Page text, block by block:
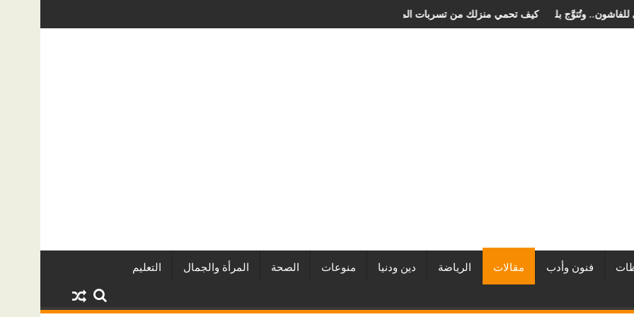
كيف تحمي منزلك من تسربات المياه الخفية؟ دليل عملي لأصحاب المنازل في الرياضالصخرة الدولي للفاشون.. وتُتوَّج بلقب أفضل مصممة أزياء لعام 2026
فنون وأدب مقالات الرياضة دين ودنيا منوعات الصحة المرأة والجمال التعليم